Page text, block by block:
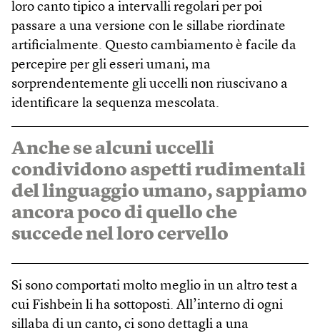
loro canto tipico a intervalli regolari per poi
passare a una versione con le sillabe riordinate
artificialmente. Questo cambiamento è facile da
percepire per gli esseri umani, ma
sorprendentemente gli uccelli non riuscivano a
identificare la sequenza mescolata.
Anche se alcuni uccelli
condividono aspetti rudimentali
del linguaggio umano, sappiamo
ancora poco di quello che
succede nel loro cervello
Si sono comportati molto meglio in un altro test a
cui Fishbein li ha sottoposti. All’interno di ogni
sillaba di un canto, ci sono dettagli a una